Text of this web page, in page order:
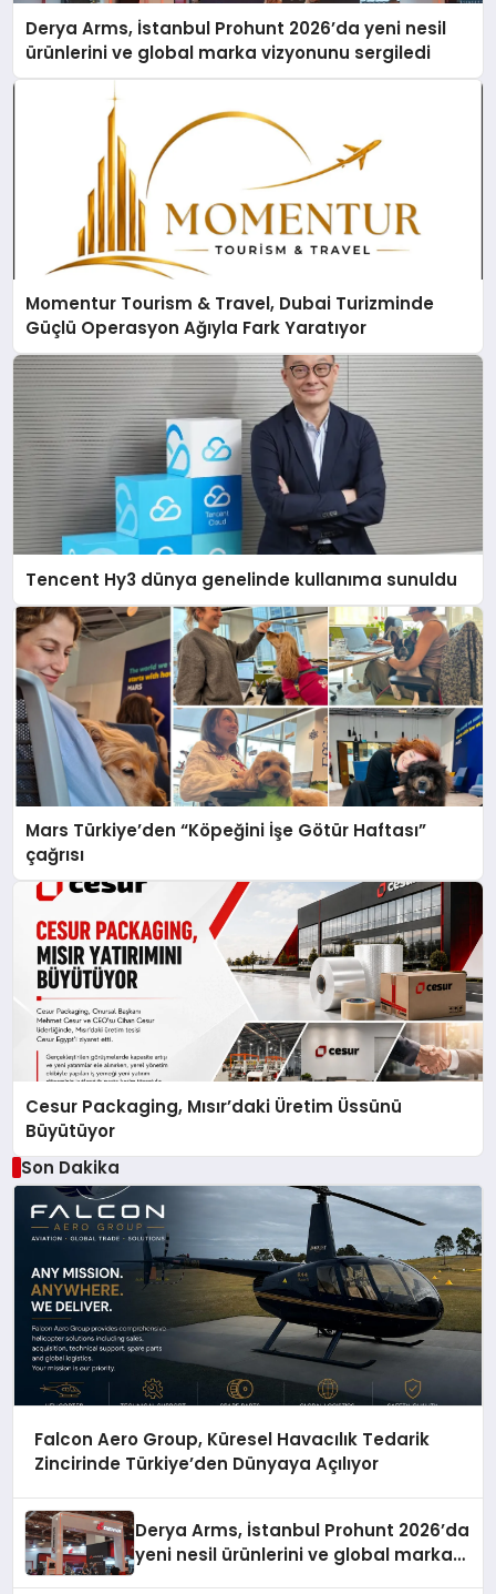
Derya Arms, İstanbul Prohunt 2026’da yeni nesil
ürünlerini ve global marka vizyonunu sergiledi
Momentur Tourism & Travel, Dubai Turizminde
Güçlü Operasyon Ağıyla Fark Yaratıyor
Tencent Hy3 dünya genelinde kullanıma sunuldu
Mars Türkiye’den “Köpeğini İşe Götür Haftası”
çağrısı
Cesur Packaging, Mısır’daki Üretim Üssünü
Büyütüyor
Son Dakika
Falcon Aero Group, Küresel Havacılık Tedarik
Zincirinde Türkiye’den Dünyaya Açılıyor
Derya Arms, İstanbul Prohunt 2026’da
yeni nesil ürünlerini ve global marka